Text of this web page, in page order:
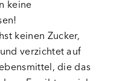
keine
keinen Zucker,
verzichtet auf
die das